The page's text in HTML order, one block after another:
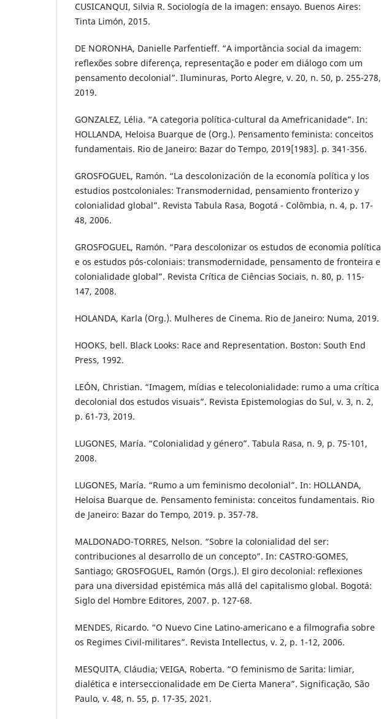
CUSICANQUI, Silvia R. Sociología de la imagen: ensayo. Buenos Aires:
Tinta Limón, 2015.
DE NORONHA, Danielle Parfentieff. “A importância social da imagem:
reflexões sobre diferença, representação e poder em diálogo com um
pensamento decolonial”. Iluminuras, Porto Alegre, v. 20, n. 50, p. 255-278,
2019.
GONZALEZ, Lélia. “A categoria política-cultural da Amefricanidade”. In:
HOLLANDA, Heloisa Buarque de (Org.). Pensamento feminista: conceitos
fundamentais. Rio de Janeiro: Bazar do Tempo, 2019[1983]. p. 341-356.
GROSFOGUEL, Ramón. “La descolonización de la economía política y los
estudios postcoloniales: Transmodernidad, pensamiento fronterizo y
colonialidad global”. Revista Tabula Rasa, Bogotá - Colômbia, n. 4, p. 17-
48, 2006.
GROSFOGUEL, Ramón. “Para descolonizar os estudos de economia política
e os estudos pós-coloniais: transmodernidade, pensamento de fronteira e
colonialidade global”. Revista Crítica de Ciências Sociais, n. 80, p. 115-
147, 2008.
HOLANDA, Karla (Org.). Mulheres de Cinema. Rio de Janeiro: Numa, 2019.
HOOKS, bell. Black Looks: Race and Representation. Boston: South End
Press, 1992.
LEÓN, Christian. “Imagem, mídias e telecolonialidade: rumo a uma crítica
decolonial dos estudos visuais”. Revista Epistemologias do Sul, v. 3, n. 2,
p. 61-73, 2019.
LUGONES, María. “Colonialidad y género”. Tabula Rasa, n. 9, p. 75-101,
2008.
LUGONES, María. “Rumo a um feminismo decolonial”. In: HOLLANDA,
Heloisa Buarque de. Pensamento feminista: conceitos fundamentais. Rio
de Janeiro: Bazar do Tempo, 2019. p. 357-78.
MALDONADO-TORRES, Nelson. “Sobre la colonialidad del ser:
contribuciones al desarrollo de un concepto”. In: CASTRO-GOMES,
Santiago; GROSFOGUEL, Ramón (Orgs.). El giro decolonial: reﬂexiones
para una diversidad epistémica más allá del capitalismo global. Bogotá:
Siglo del Hombre Editores, 2007. p. 127-68.
MENDES, Ricardo. “O Nuevo Cine Latino-americano e a filmografia sobre
os Regimes Civil-militares”. Revista Intellectus, v. 2, p. 1-12, 2006.
MESQUITA, Cláudia; VEIGA, Roberta. “O feminismo de Sarita: limiar,
dialética e interseccionalidade em De Cierta Manera”. Significação, São
Paulo, v. 48, n. 55, p. 17-35, 2021.